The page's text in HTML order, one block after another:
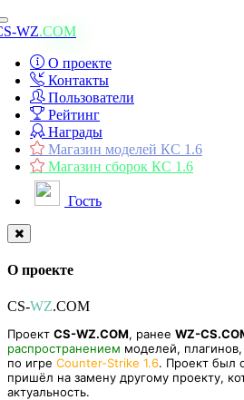
Toggle
navigation
WZ.COM
О проекте
Контакты
Пользователи
Рейтинг
Награды
Магазин моделей КС 1.6
Магазин сборок КС 1.6
Гость
О проекте
CS-WZ.COM
Проект CS-WZ.COM, ранее WZ-
распространением моделей,
по игре Counter-Strike 1.6. Проект был
пришёл на замену другому проекту,
актуальность.